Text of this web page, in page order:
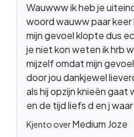
Wauwww ik heb je
woord wauww paar
mijn gevoel klopte dus
je niet kon weten ik hrb
mijzelf omdat mijn
door jou dankjewel
als hij opzijn knieën gaat
en de tijd liefs d en j
Kjento overMedium Joze